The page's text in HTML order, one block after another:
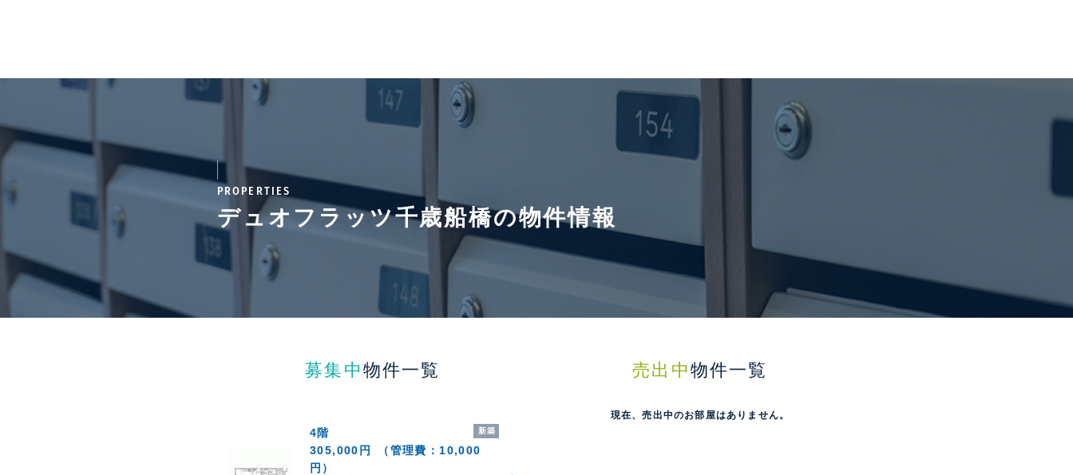
PROPERTIES
デュオフラッツ千歳船橋の物件情報
募集中 物件一覧
新築
4階
305,000円
（管理費：10,000
円）
売出中 物件一覧
現在、売出中のお部屋はありません。